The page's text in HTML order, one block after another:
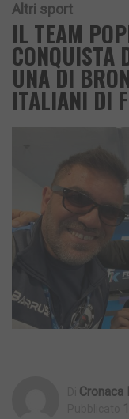
Altri sport
IL TEAM
CONQUISTA
UNA DI
ITALIANI DI
Cronaca